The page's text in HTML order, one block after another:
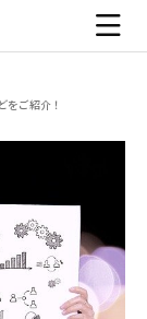
をご紹介！